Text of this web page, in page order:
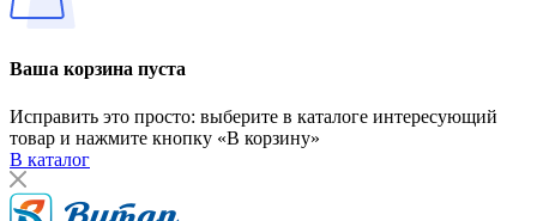
Ваша корзина пуста
Исправить это просто: выберите в каталоге интересующий
товар и нажмите кнопку «В корзину»
В каталог